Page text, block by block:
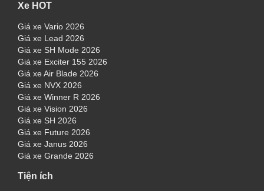
Xe HOT
Giá xe Vario 2026
Giá xe Lead 2026
Giá xe SH Mode 2026
Giá xe Exciter 155 2026
Giá xe Air Blade 2026
Giá xe NVX 2026
Giá xe Winner R 2026
Giá xe Vision 2026
Giá xe SH 2026
Giá xe Future 2026
Giá xe Janus 2026
Giá xe Grande 2026
Tiện ích